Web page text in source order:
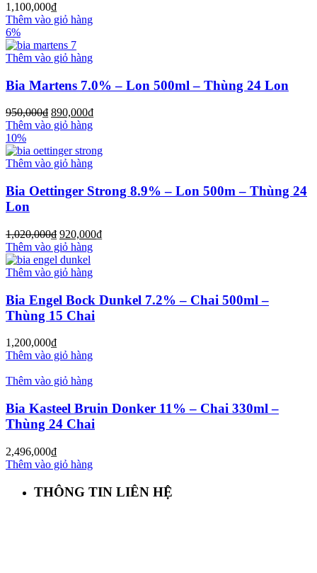
1,100,000₫
Thêm vào giỏ hàng
6%
Thêm vào giỏ hàng
Bia Martens 7.0% – Lon 500ml – Thùng 24 Lon
950,000₫ 890,000₫
Thêm vào giỏ hàng
10%
Thêm vào giỏ hàng
Bia Oettinger Strong 8.9% – Lon 500m – Thùng 24
Lon
1,020,000₫ 920,000₫
Thêm vào giỏ hàng
Thêm vào giỏ hàng
Bia Engel Bock Dunkel 7.2% – Chai 500ml –
Thùng 15 Chai
1,200,000₫
Thêm vào giỏ hàng
Thêm vào giỏ hàng
Bia Kasteel Bruin Donker 11% – Chai 330ml –
Thùng 24 Chai
2,496,000₫
Thêm vào giỏ hàng
THÔNG TIN LIÊN HỆ